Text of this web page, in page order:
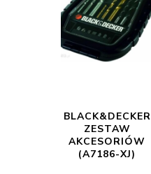
BLACK&DECKER
ZESTAW
AKCESORIÓW
(A7186-XJ)